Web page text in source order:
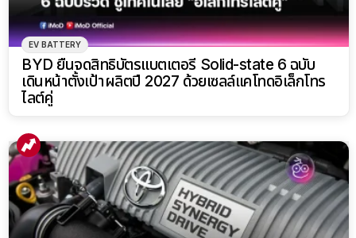
EV BATTERY
BYD ยื่นจดสิทธิบัตรแบตเตอรี่ Solid-state 6 ฉบับ
เดินหน้าตั้งเป้าผลิตปี 2027 ด้วยเซลล์แคโทดอิเล็กโทร
ไลต์คู่